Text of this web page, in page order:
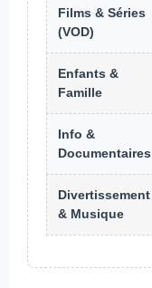
Films & Séries
(VOD)
Enfants &
Famille
Info &
Documentaires
Divertissement
& Musique